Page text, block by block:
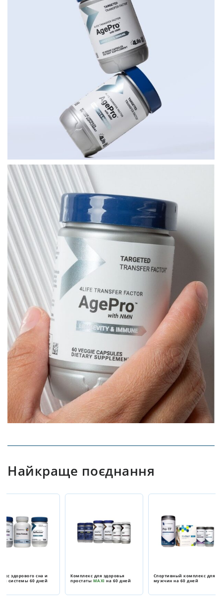
Найкраще поєднання
здорового сна и
системы 60 дней
Комплекс для здоровья
простаты MAXI на 60 дней
Спортивный комплекс для
мужчин на 60 дней